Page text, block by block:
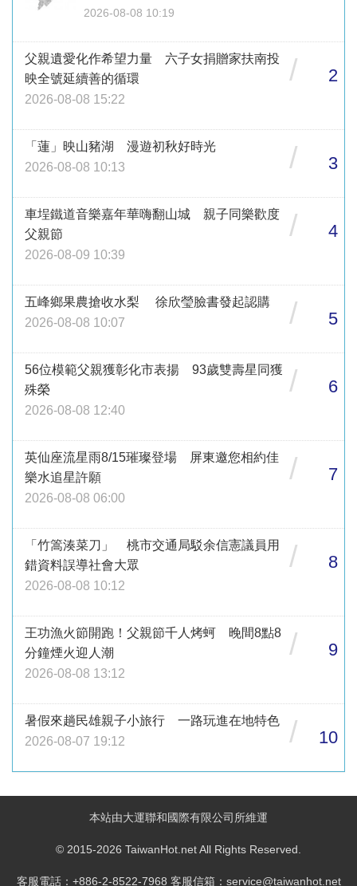
2026-08-08 10:19
父親遺愛化作希望力量 六子女捐贈家扶南投
映全號延續善的循環
2026-08-08 15:22
/ 2
「蓮」映山豬湖 漫遊初秋好時光
2026-08-08 10:13
/ 3
車埕鐵道音樂嘉年華嗨翻山城 親子同樂歡度
父親節
2026-08-09 10:39
/ 4
五峰鄉果農搶收水梨 徐欣瑩臉書發起認購
2026-08-08 10:07
/ 5
56位模範父親獲彰化市表揚 93歲雙壽星同獲
殊榮
2026-08-08 12:40
/ 6
英仙座流星雨8/15璀璨登場 屏東邀您相約佳
樂水追星許願
2026-08-08 06:00
/ 7
「竹篙湊菜刀」 桃市交通局駁余信憲議員用
錯資料誤導社會大眾
2026-08-08 10:12
/ 8
王功漁火節開跑！父親節千人烤蚵 晚間8點8
分鐘煙火迎人潮
2026-08-08 13:12
/ 9
暑假來趟民雄親子小旅行 一路玩進在地特色
2026-08-07 19:12
/ 10
本站由大運聯和國際有限公司所維運
© 2015-2026 TaiwanHot.net All Rights Reserved.
客服電話：+886-2-8522-7968 客服信箱：service@taiwanhot.net